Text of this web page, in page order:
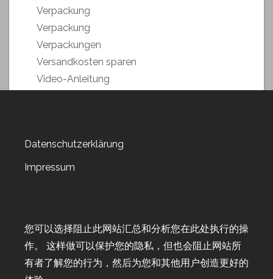
Verpackung
Verpackung
Verpackungen
Versandkosten sparen
Video-Anleitung
Weltkartenbasteltag 2019
Weltkartenbasteltag 2020
Workshop
Workshop-Goodies
Workshop-Termine
Datenschutzerklärung
Impressum
您可以选择阻止此网站汇总和分析您在此处执行的操
作。 这样做可以保护您的隐私，但也会阻止网站所
有者了解您的行为，然后为您和其他用户创造更好的